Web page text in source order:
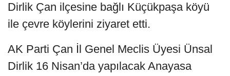
Dirlik Çan ilçesine bağlı Küçükpaşa köyü
ile çevre köylerini ziyaret etti.
AK Parti Çan İl Genel Meclis Üyesi Ünsal
Dirlik 16 Nisan’da yapılacak Anayasa